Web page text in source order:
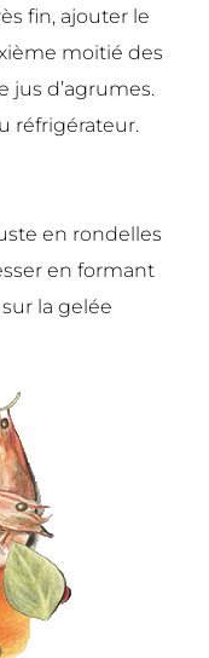
fin, ajouter le
moitié des
jus d’agrumes.
réfrigérateur.
en rondelles
en formant
la gelée